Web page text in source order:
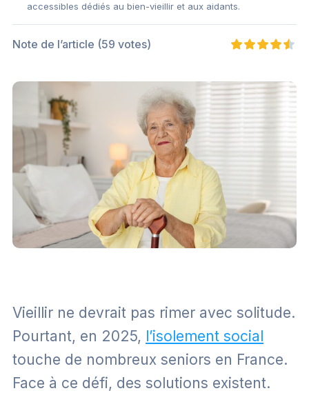
accessibles dédiés au bien-vieillir et aux aidants.
Note de l’article (59 votes)
Vieillir ne devrait pas rimer avec solitude.
Pourtant, en 2025, l’isolement social
touche de nombreux seniors en France.
Face à ce défi, des solutions existent.